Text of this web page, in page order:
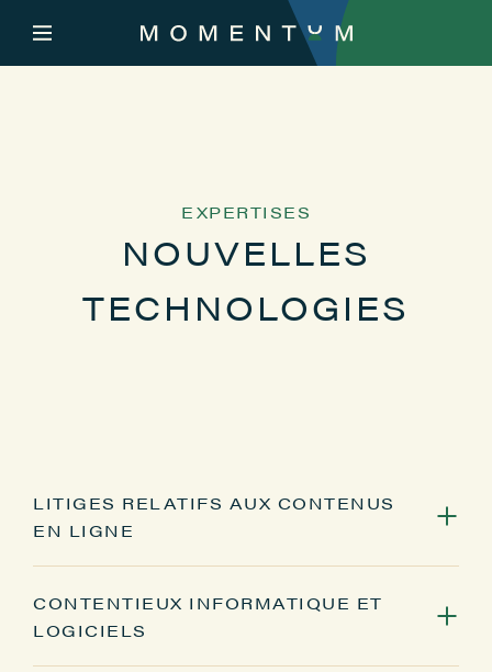
EXPERTISES
NOUVELLES
TECHNOLOGIES
LITIGES RELATIFS AUX CONTENUS
EN LIGNE
Noms de domaine, responsabilité des
CONTENTIEUX INFORMATIQUE ET
LOGICIELS